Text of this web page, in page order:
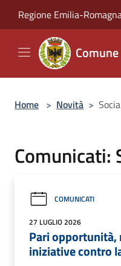
Regione Emilia-
Home > Novità >
Comunicati:
COMUNICATI
27 LUGLIO 2026
Pari opportunità,
iniziative contro